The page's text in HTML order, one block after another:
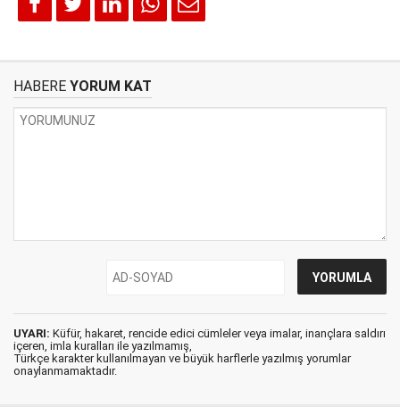
HABERE YORUM KAT
UYARI: Küfür, hakaret, rencide edici cümleler veya imalar, inançlara saldırı
içeren, imla kuralları ile yazılmamış,
Türkçe karakter kullanılmayan ve büyük harflerle yazılmış yorumlar
onaylanmamaktadır.